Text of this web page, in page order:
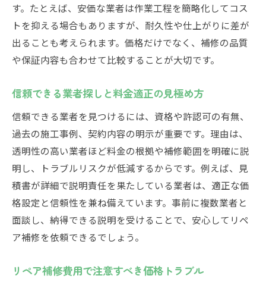
す。たとえば、安価な業者は作業工程を簡略化してコス
トを抑える場合もありますが、耐久性や仕上がりに差が
出ることも考えられます。価格だけでなく、補修の品質
や保証内容も合わせて比較することが大切です。
信頼できる業者探しと料金適正の見極め方
信頼できる業者を見つけるには、資格や許認可の有無、
過去の施工事例、契約内容の明示が重要です。理由は、
透明性の高い業者ほど料金の根拠や補修範囲を明確に説
明し、トラブルリスクが低減するからです。例えば、見
積書が詳細で説明責任を果たしている業者は、適正な価
格設定と信頼性を兼ね備えています。事前に複数業者と
面談し、納得できる説明を受けることで、安心してリペ
ア補修を依頼できるでしょう。
リペア補修費用で注意すべき価格トラブル